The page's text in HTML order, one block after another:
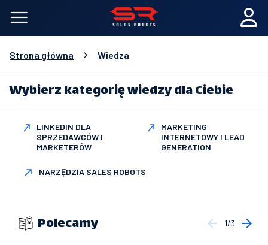
Strona główna Wiedza
Wybierz kategorię wiedzy dla Ciebie
LINKEDIN DLA
SPRZEDAWCÓW I
MARKETERÓW
MARKETING
INTERNETOWY I LEAD
GENERATION
NARZĘDZIA SALES ROBOTS
Polecamy 1/3